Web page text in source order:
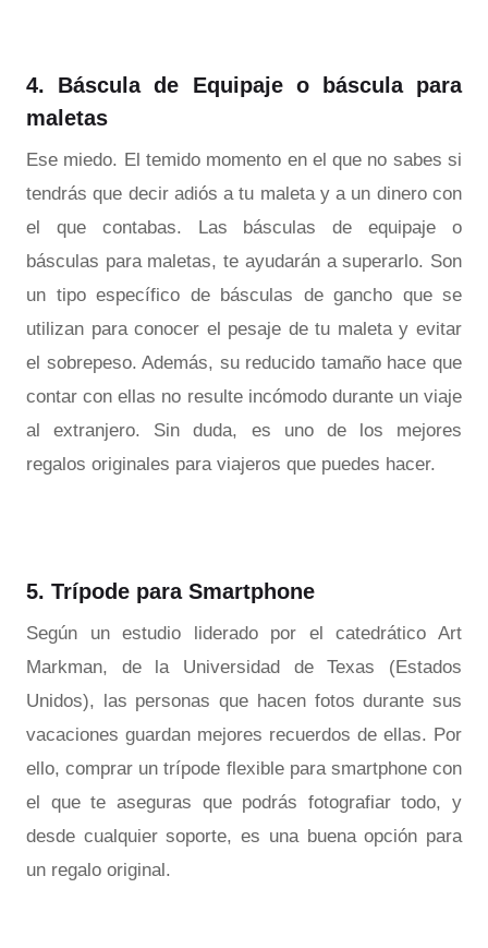
4. Báscula de Equipaje o báscula para
maletas
Ese miedo. El temido momento en el que no sabes si
tendrás que decir adiós a tu maleta y a un dinero con
el que contabas. Las básculas de equipaje o
básculas para maletas, te ayudarán a superarlo. Son
un tipo específico de básculas de gancho que se
utilizan para conocer el pesaje de tu maleta y evitar
el sobrepeso. Además, su reducido tamaño hace que
contar con ellas no resulte incómodo durante un viaje
al extranjero. Sin duda, es uno de los mejores
regalos originales para viajeros que puedes hacer.
5. Trípode para Smartphone
Según un estudio liderado por el catedrático Art
Markman, de la Universidad de Texas (Estados
Unidos), las personas que hacen fotos durante sus
vacaciones guardan mejores recuerdos de ellas. Por
ello, comprar un trípode flexible para smartphone con
el que te aseguras que podrás fotografiar todo, y
desde cualquier soporte, es una buena opción para
un regalo original.